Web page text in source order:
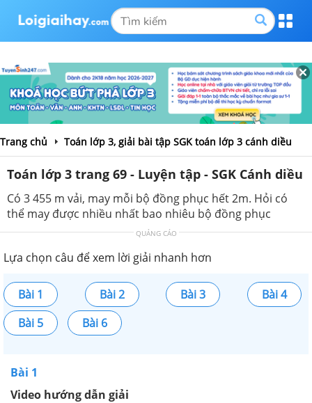
Trang chủ Toán lớp 3, giải bài tập SGK toán lớp 3 cánh diều
Toán lớp 3 trang 69 - Luyện tập - SGK Cánh diều
Có 3 455 m vải, may mỗi bộ đồng phục hết 2m. Hỏi có
thể may được nhiều nhất bao nhiêu bộ đồng phục
QUẢNG CÁO
Lựa chọn câu để xem lời giải nhanh hơn
Bài 1 Bài 2 Bài 3
Bài 4
Bài 5
Bài 6
Bài 1
Video hướng dẫn giải